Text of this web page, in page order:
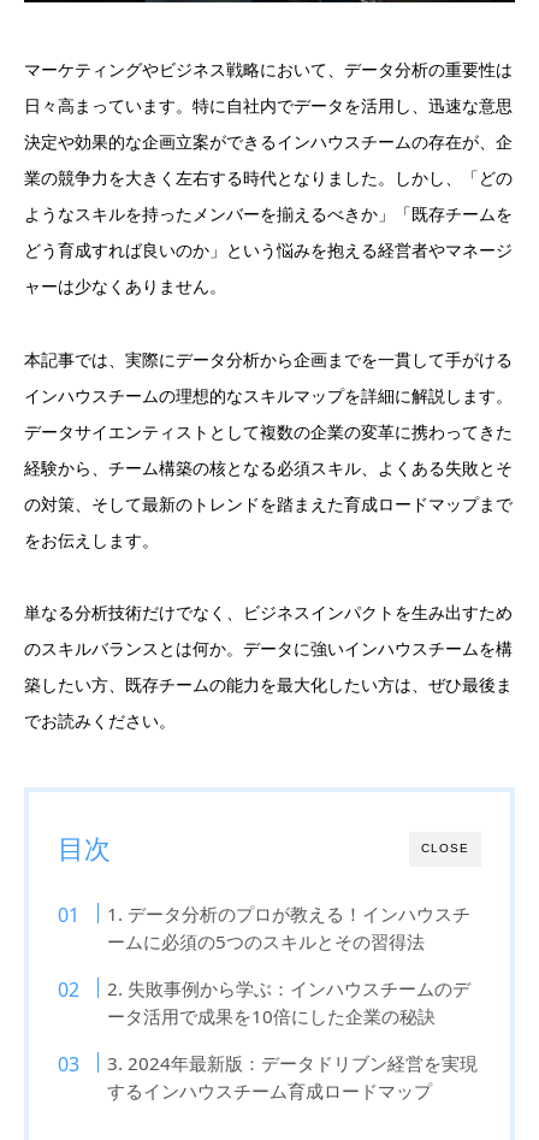
マーケティングやビジネス戦略において、データ分析の重要性は
日々高まっています。特に自社内でデータを活用し、迅速な意思
決定や効果的な企画立案ができるインハウスチームの存在が、企
業の競争力を大きく左右する時代となりました。しかし、「どの
ようなスキルを持ったメンバーを揃えるべきか」「既存チームを
どう育成すれば良いのか」という悩みを抱える経営者やマネージ
ャーは少なくありません。
本記事では、実際にデータ分析から企画までを一貫して手がける
インハウスチームの理想的なスキルマップを詳細に解説します。
データサイエンティストとして複数の企業の変革に携わってきた
経験から、チーム構築の核となる必須スキル、よくある失敗とそ
の対策、そして最新のトレンドを踏まえた育成ロードマップまで
をお伝えします。
単なる分析技術だけでなく、ビジネスインパクトを生み出すため
のスキルバランスとは何か。データに強いインハウスチームを構
築したい方、既存チームの能力を最大化したい方は、ぜひ最後ま
でお読みください。
CLOSE
目次
1. データ分析のプロが教える！インハウスチ
ームに必須の5つのスキルとその習得法
2. 失敗事例から学ぶ：インハウスチームのデ
ータ活用で成果を10倍にした企業の秘訣
3. 2024年最新版：データドリブン経営を実現
するインハウスチーム育成ロードマップ